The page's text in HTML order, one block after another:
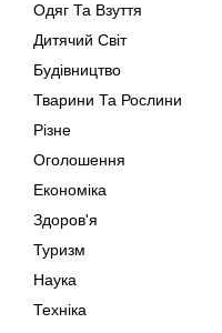
Одяг Та Взуття
Дитячий Світ
Будівництво
Тварини Та Рослини
Різне
Оголошення
Економіка
Здоров'я
Туризм
Наука
Техніка